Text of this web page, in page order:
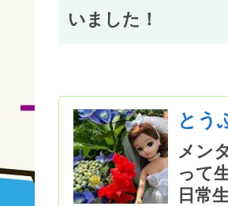
いました！
とう
メン
って
日常